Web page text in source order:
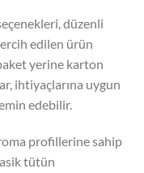
düzenli
edilen ürün
yerine karton
ihtiyaçlarına uygun
edebilir.
profillerine sahip
tütün